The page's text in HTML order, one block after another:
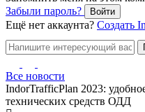
Забыли пароль?
Войти
Ещё нет аккаунта? Создать
Все новости
IndorTrafficPlan 2023:
технических средств ОДД